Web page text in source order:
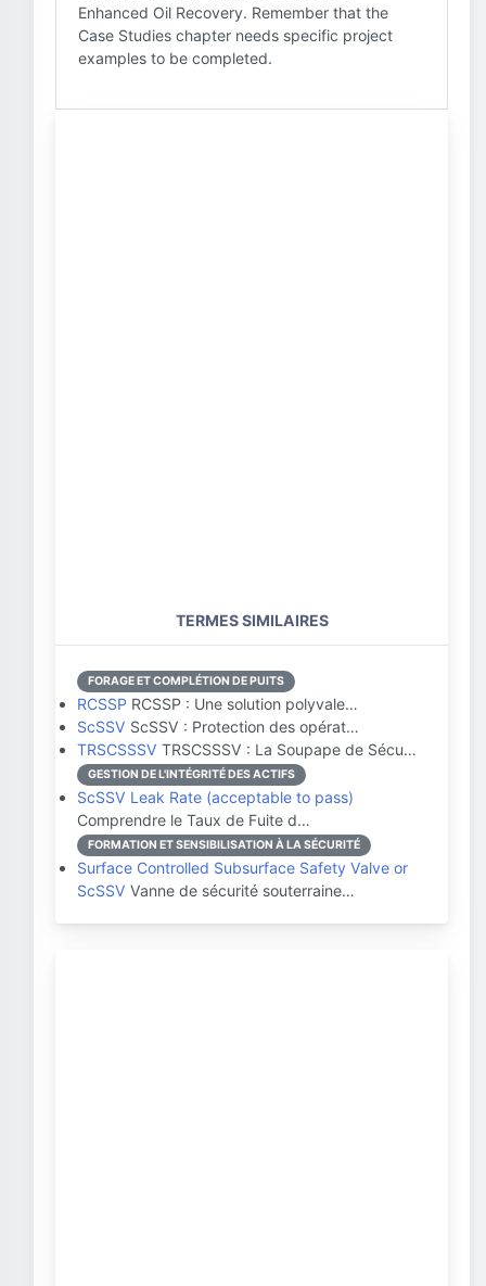
Enhanced Oil Recovery. Remember that the
Case Studies chapter needs specific project
examples to be completed.
TERMES SIMILAIRES
FORAGE ET COMPLÉTION DE PUITS
RCSSP RCSSP : Une solution polyvale…
ScSSV ScSSV : Protection des opérat…
TRSCSSSV TRSCSSSV : La Soupape de Sécu…
GESTION DE L'INTÉGRITÉ DES ACTIFS
ScSSV Leak Rate (acceptable to pass)
Comprendre le Taux de Fuite d…
FORMATION ET SENSIBILISATION À LA SÉCURITÉ
Surface Controlled Subsurface Safety Valve or
ScSSV Vanne de sécurité souterraine…